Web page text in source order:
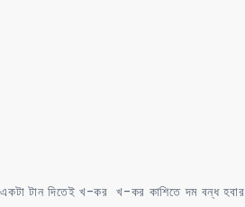
টান দিতেই খ-কর খ-কর কাশিতে দম বন্ধ হবার